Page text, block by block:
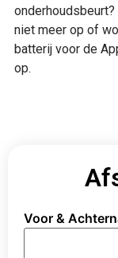
niet meer op of
batterij voor de
op.
Voor &